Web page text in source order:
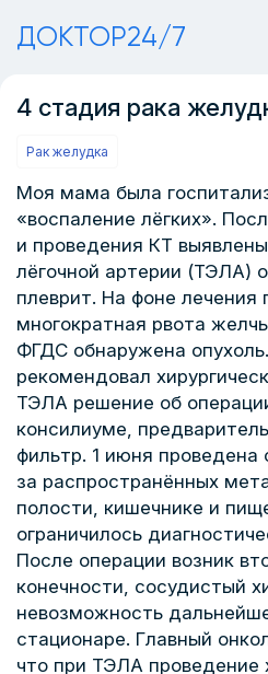
ДОКТОР24/7
4 стадия рака
Рак желудка
Моя мама была
«воспаление лёгких».
и проведения КТ
лёгочной артерии (ТЭЛА)
плеврит. На фоне лечения
многократная рвота
ФГДС обнаружена
рекомендовал
ТЭЛА решение об
консилиуме,
фильтр. 1 июня проведена
за распространённых
полости, кишечнике и
ограничилось
После операции возник
конечности, сосудистый
невозможность
стационаре. Главный
что при ТЭЛА проведение